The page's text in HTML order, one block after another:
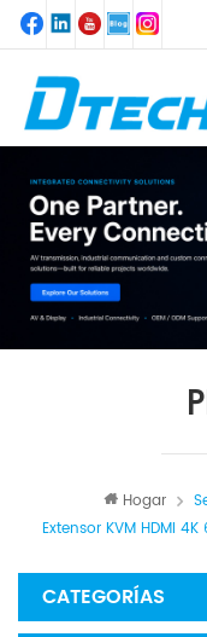
Hogar
Extensor KVM HDMI
CATEGORÍAS